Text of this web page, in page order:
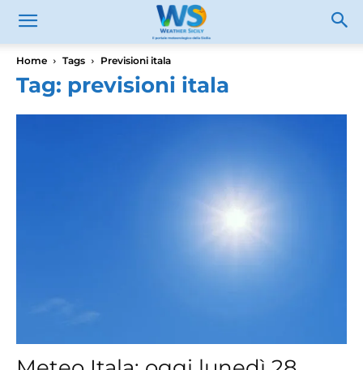
Home Tags Previsioni itala
Tag: previsioni itala